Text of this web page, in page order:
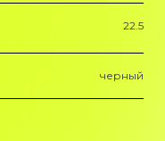
22.5
черный